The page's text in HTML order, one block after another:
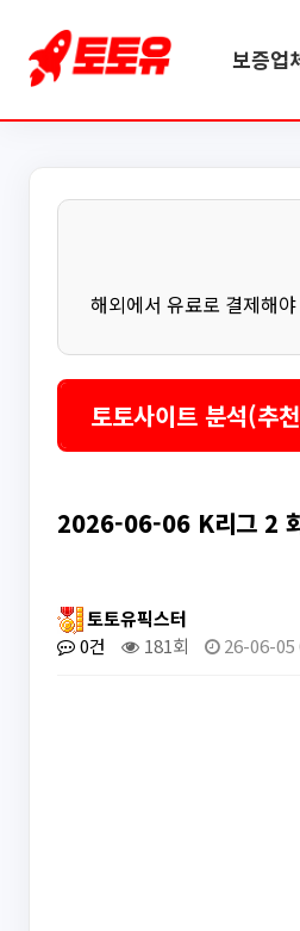
보증업
해외에서 유료로 결제해
토토사이트 분석(추
2026-06-06 K리그 2
토토유픽스터
0건
181회 26-06-05